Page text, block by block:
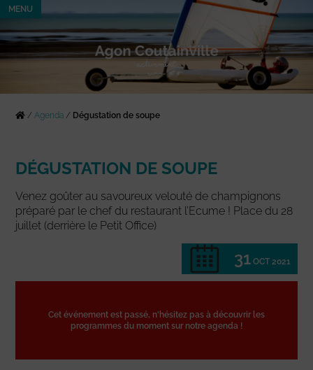
MENU
/Agenda / Dégustation de soupe
DÉGUSTATION DE SOUPE
Venez goûter au savoureux velouté de champignons
préparé par le chef du restaurant l’Ecume ! Place du 28
juillet (derrière le Petit Office)
31 OCT 2021
Cet événement est passé, n'hésitez pas à découvrir les
programmes du moment sur notre agenda !